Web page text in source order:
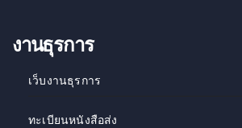
งานธุรการ
เว็บงานธุรการ
ทะเบียนหนังสือส่ง